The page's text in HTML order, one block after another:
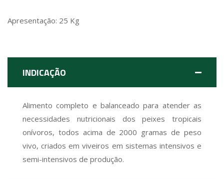
Apresentação: 25 Kg
INDICAÇÃO
Alimento completo e balanceado para atender as
necessidades nutricionais dos peixes tropicais
onívoros, todos acima de 2000 gramas de peso
vivo, criados em viveiros em sistemas intensivos e
semi-intensivos de produção.